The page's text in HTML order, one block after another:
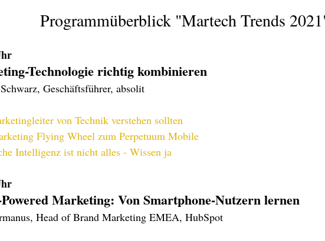
Programmüberblick "Martech Trends
Technologie richtig kombinieren
Geschäftsführer, absolit
von Technik verstehen sollten
Flying Wheel zum Perpetuum Mobile
Intelligenz ist nicht alles - Wissen ja
Marketing: Von Smartphone-Nutzern lernen
Head of Brand Marketing EMEA, HubSpot